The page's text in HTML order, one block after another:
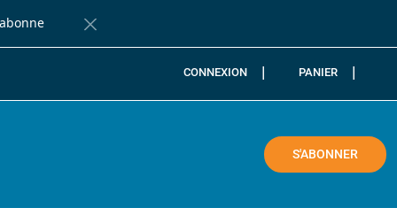
Fermer la barre de notification
CONNEXION PANIER
S'ABONNER